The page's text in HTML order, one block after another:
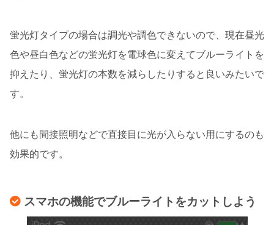
蛍光灯タイプの場合は調光や調色できないので、現在昼光
色や昼白色などの蛍光灯を電球色に変えてブルーライトを
抑えたり、蛍光灯の本数を減らしたりすると良いみたいで
す。
他にも間接照明などで直接目に光が入らない用にするのも
効果的です。
スマホの機能でブルーライトをカットしよう